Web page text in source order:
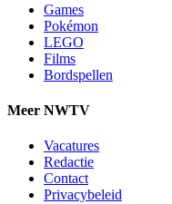
Games
Pokémon
LEGO
Films
Bordspellen
Meer NWTV
Vacatures
Redactie
Contact
Privacybeleid